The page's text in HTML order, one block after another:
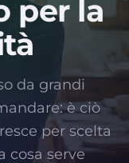
per la
da grandi
è ciò
per scelta
cosa serve